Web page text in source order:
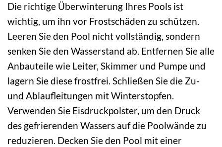
Die richtige Überwinterung Ihres Pools ist
wichtig, um ihn vor Frostschäden zu schützen.
Leeren Sie den Pool nicht vollständig, sondern
senken Sie den Wasserstand ab. Entfernen Sie alle
Anbauteile wie Leiter, Skimmer und Pumpe und
lagern Sie diese frostfrei. Schließen Sie die Zu-
und Ablaufleitungen mit Winterstopfen.
Verwenden Sie Eisdruckpolster, um den Druck
des gefrierenden Wassers auf die Poolwände zu
reduzieren. Decken Sie den Pool mit einer